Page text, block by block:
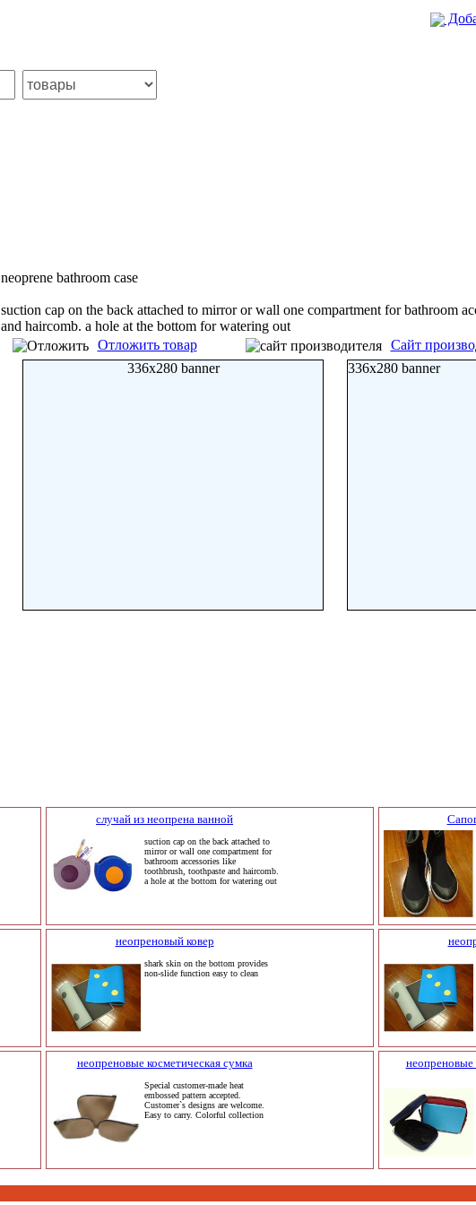
neoprene bathroom case
suction cap on the back attached to mirror or wall one compartment for bathroom
and haircomb. a hole at the bottom for watering out
Отложить товар
Сайт
336x280 banner
336x280 banner
случай из неопрена ванной
suction cap on the back attached to
mirror or wall one compartment for
bathroom accessories like
toothbrush, toothpaste and haircomb.
a hole at the bottom for watering out
неопреновый ковер
shark skin on the bottom provides
non-slide function easy to clean
неопреновые косметическая сумка
Special customer-made heat
embossed pattern accepted.
Customer`s designs are welcome.
Easy to carry. Colorful collection
неопреновые